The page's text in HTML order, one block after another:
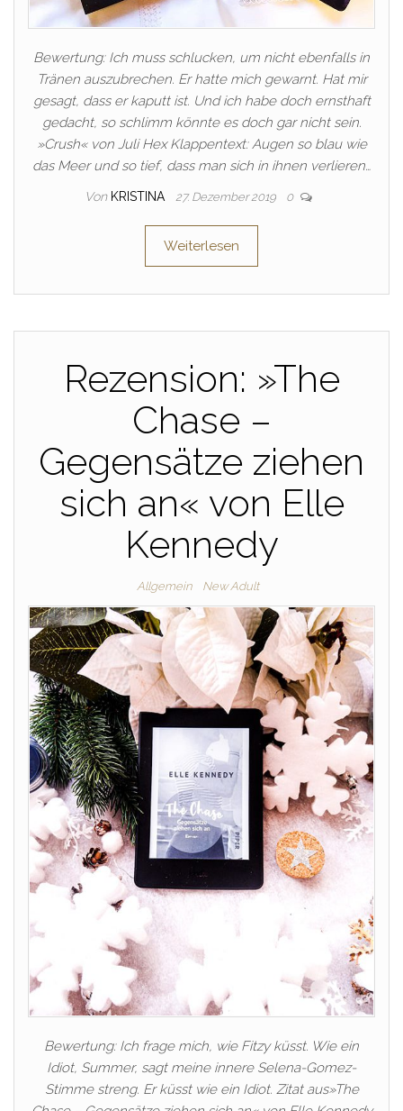
Bewertung: Ich muss schlucken, um nicht ebenfalls in
Tränen auszubrechen. Er hatte mich gewarnt. Hat mir
gesagt, dass er kaputt ist. Und ich habe doch ernsthaft
gedacht, so schlimm könnte es doch gar nicht sein.
»Crush« von Juli Hex Klappentext: Augen so blau wie
das Meer und so tief, dass man sich in ihnen verlieren…
Von KRISTINA 27. Dezember 2019 0
Weiterlesen
Rezension: »The
Chase –
Gegensätze ziehen
sich an« von Elle
Kennedy
Allgemein New Adult
Bewertung: Ich frage mich, wie Fitzy küsst. Wie ein
Idiot, Summer, sagt meine innere Selena-Gomez-
Stimme streng. Er küsst wie ein Idiot. Zitat aus»The